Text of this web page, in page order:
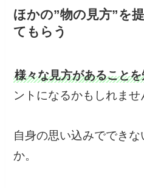
ほかの”物の見方”を
てもらう
様々な見方があること
ントになるかもしれませ
自身の思い込みででき
か。